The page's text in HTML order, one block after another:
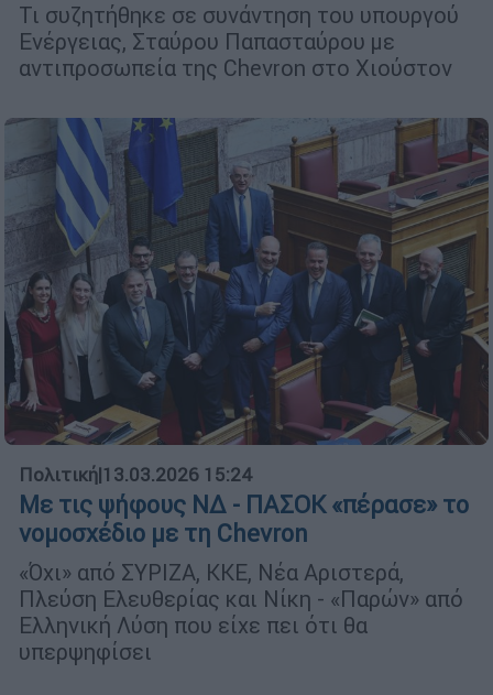
Τι συζητήθηκε σε συνάντηση του υπουργού
Ενέργειας, Σταύρου Παπασταύρου με
αντιπροσωπεία της Chevron στο Χιούστον
Πολιτική|13.03.2026 15:24
Με τις ψήφους ΝΔ - ΠΑΣΟΚ «πέρασε» το
νομοσχέδιο με τη Chevron
«Όχι» από ΣΥΡΙΖΑ, ΚΚΕ, Νέα Αριστερά,
Πλεύση Ελευθερίας και Νίκη - «Παρών» από
Ελληνική Λύση που είχε πει ότι θα
υπερψηφίσει